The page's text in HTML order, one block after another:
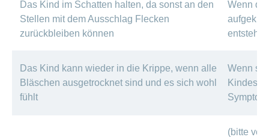
Das Kind im Schatten halten, da sonst an den
Stellen mit dem Ausschlag Flecken
zurückbleiben können
Wenn
entstehen
Das Kind kann wieder in die Krippe, wenn alle
Bläschen ausgetrocknet sind und es sich wohl
fühlt
Wenn
Kindes
(bitte